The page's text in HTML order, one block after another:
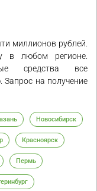
миллионов рублей.
в любом регионе.
средства все
на получение
Новосибирск
Красноярск
Пермь